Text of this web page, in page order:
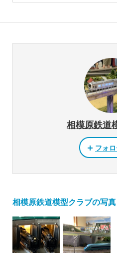
相模原鉄道
フォ
相模原鉄道模型クラブの写真